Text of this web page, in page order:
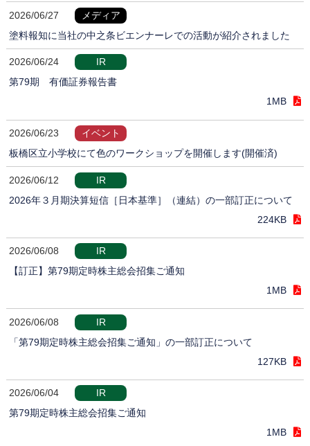
2026/06/27
メディア
塗料報知に当社の中之条ビエンナーレでの活動が紹介されました
2026/06/24
IR
第79期 有価証券報告書
1MB
2026/06/23
イベント
板橋区立小学校にて色のワークショップを開催します(開催済)
2026/06/12
IR
2026年３月期決算短信［日本基準］（連結）の一部訂正について
224KB
2026/06/08
IR
【訂正】第79期定時株主総会招集ご通知
1MB
2026/06/08
IR
「第79期定時株主総会招集ご通知」の一部訂正について
127KB
2026/06/04
IR
第79期定時株主総会招集ご通知
1MB